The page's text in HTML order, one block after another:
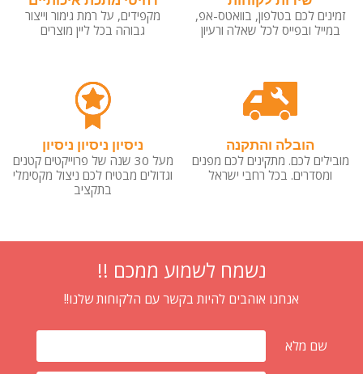
זמינים לכם בטלפון, בוואטס-אפ,
במייל ובפייס לכל שאלה ורעיון
מקפידים, על רמת גימור וייצור
גבוהה בכל ליין מוצרים
הובלה והתקנה
מובילים לכם. מתקינים לכם מפנים
ומסדרים. בכל רחבי ישראל
ניסיון ניסיון ניסיון
מעל 30 שנה של פרוייקטים קטנים
וגדולים מבטיח לכם ניצול מקסימלי
בתקציב
נשמח לשמוע ממכם !!
אנחנו אוהבים להיות בקשר עם הלקוחות שלנו!!
שם מלא